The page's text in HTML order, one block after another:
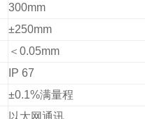
300mm
±250mm
＜0.05mm
IP 67
±0.1%满量程
以太网通讯